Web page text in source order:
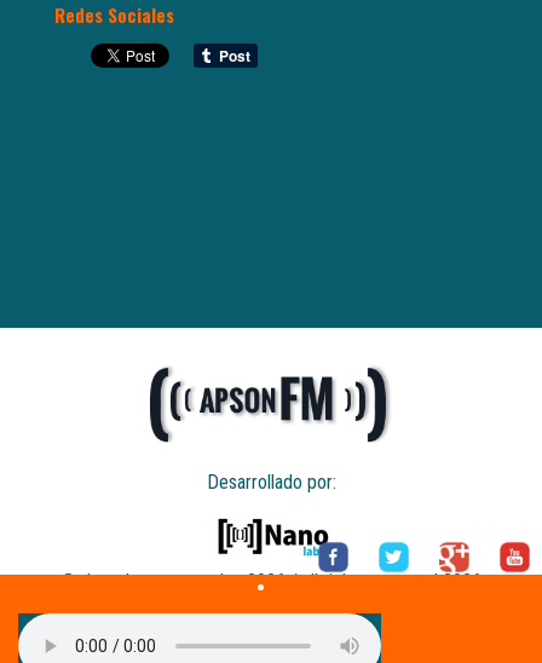
Redes Sociales
Desarrollado por:
© derechos reservados 2026 / all rights reserved 2026